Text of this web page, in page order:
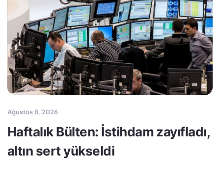
Ağustos 8, 2026
Haftalık Bülten: İstihdam zayıfladı,
altın sert yükseldi